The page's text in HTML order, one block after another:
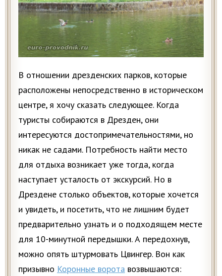
В отношении дрезденских парков, которые
расположены непосредственно в историческом
центре, я хочу сказать следующее. Когда
туристы собираются в Дрезден, они
интересуются достопримечательностями, но
никак не садами. Потребность найти место
для отдыха возникает уже тогда, когда
наступает усталость от экскурсий. Но в
Дрездене столько объектов, которые хочется
и увидеть, и посетить, что не лишним будет
предварительно узнать и о подходящем месте
для 10-минутной передышки. А передохнув,
можно опять штурмовать Цвингер. Вон как
призывно Коронные ворота возвышаются: